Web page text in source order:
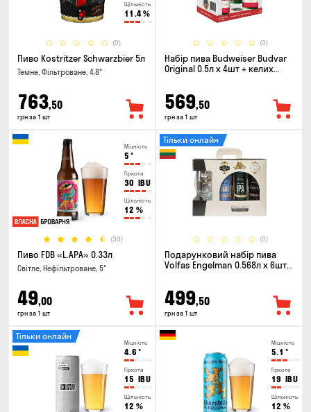
Щільність
11.4%
(0)
Пиво Kostritzer Schwarzbier 5л
Темне, Фільтроване, 4.8°
763,50
грн за 1 шт
(0)
Набір пива Budweiser Budvar
Original 0.5л х 4шт + келих
569,50
грн за 1 шт
Міцність
5 °
Гіркота
30 IBU
Щільність
12 %
(30)
Пиво FDB «L.APA» 0.33л
Світле, Нефільтроване, 5°
49,00
грн за 1 шт
(0)
Тільки онлайн
Подарунковий набір пива
Volfas Engelman 0.568л x 6шт +
499,50
грн за 1 шт
Міцність
4.6 °
Гіркота
15 IBU
Щільність
12 %
Тільки онлайн
Міцність
5.1 °
Гіркота
19 IBU
Щільність
12 %